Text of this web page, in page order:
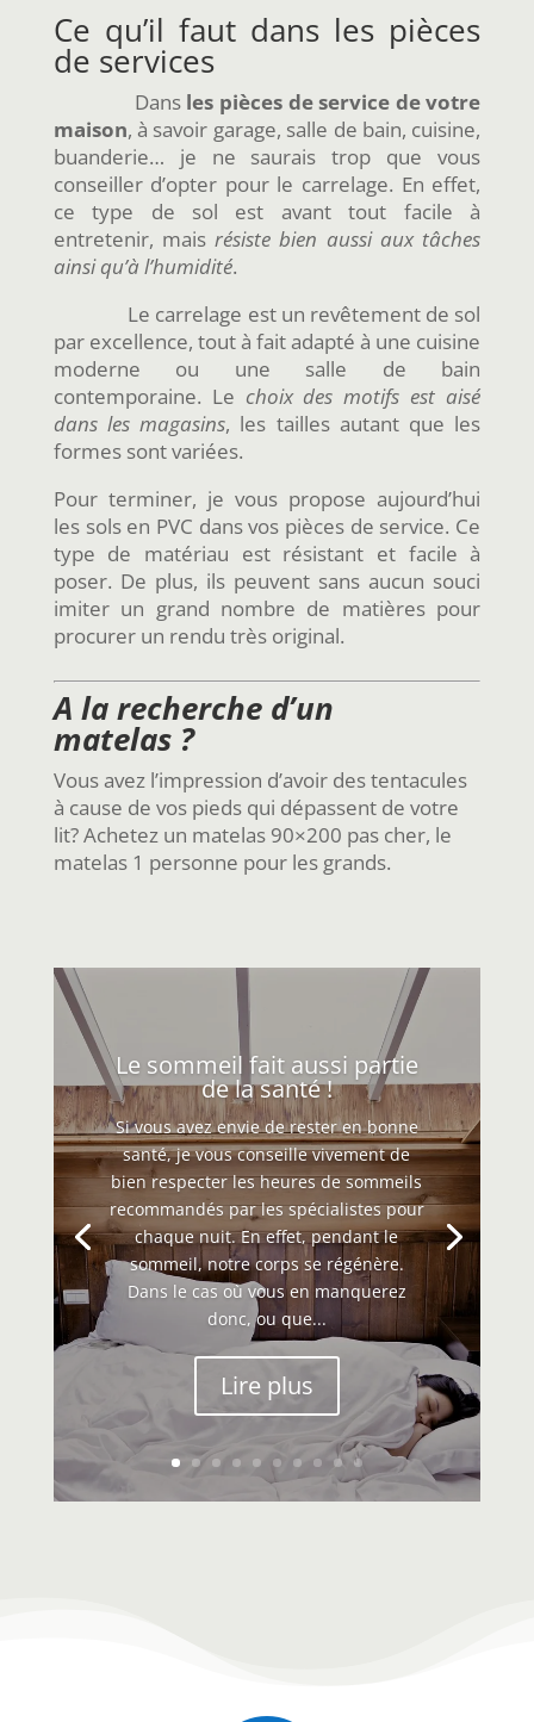
Ce qu’il faut dans les pièces
de services
Dans les pièces de service de votre
maison, à savoir garage, salle de bain, cuisine,
buanderie… je ne saurais trop que vous
conseiller d’opter pour le carrelage. En effet,
ce type de sol est avant tout facile à
entretenir, maisrésiste bien aussi aux tâches
ainsi qu’à l’humidité.
Le carrelage est un revêtement de sol
par excellence, tout à fait adapté à une cuisine
moderne ou une salle de bain
contemporaine. Le choix des motifs est aisé
dans les magasins, les tailles autant que les
formes sont variées.
Pour terminer, je vous propose aujourd’hui
les sols en PVC dans vos pièces de service. Ce
type de matériau est résistant et facile à
poser. De plus, ils peuvent sans aucun souci
imiter un grand nombre de matières pour
procurer un rendu très original.
A la recherche d’un
matelas ?
Vous avez l’impression d’avoir des tentacules
à cause de vos pieds qui dépassent de votre
lit? Achetez un matelas 90×200 pas cher, le
matelas 1 personne pour les grands.
Le sommeil fait aussi partie
de la santé !
Si vous avez envie de rester en bonne
santé, je vous conseille vivement de
bien respecter les heures de sommeils
recommandés par les spécialistes pour
chaque nuit. En effet, pendant le
sommeil, notre corps se régénère.
Dans le cas où vous en manquerez
donc, ou que...
Lire plus